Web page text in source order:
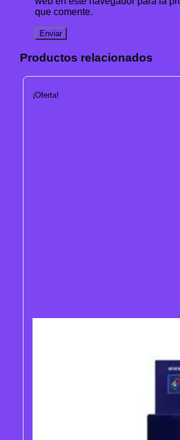
que comente.
Productos relacionados
¡Oferta!